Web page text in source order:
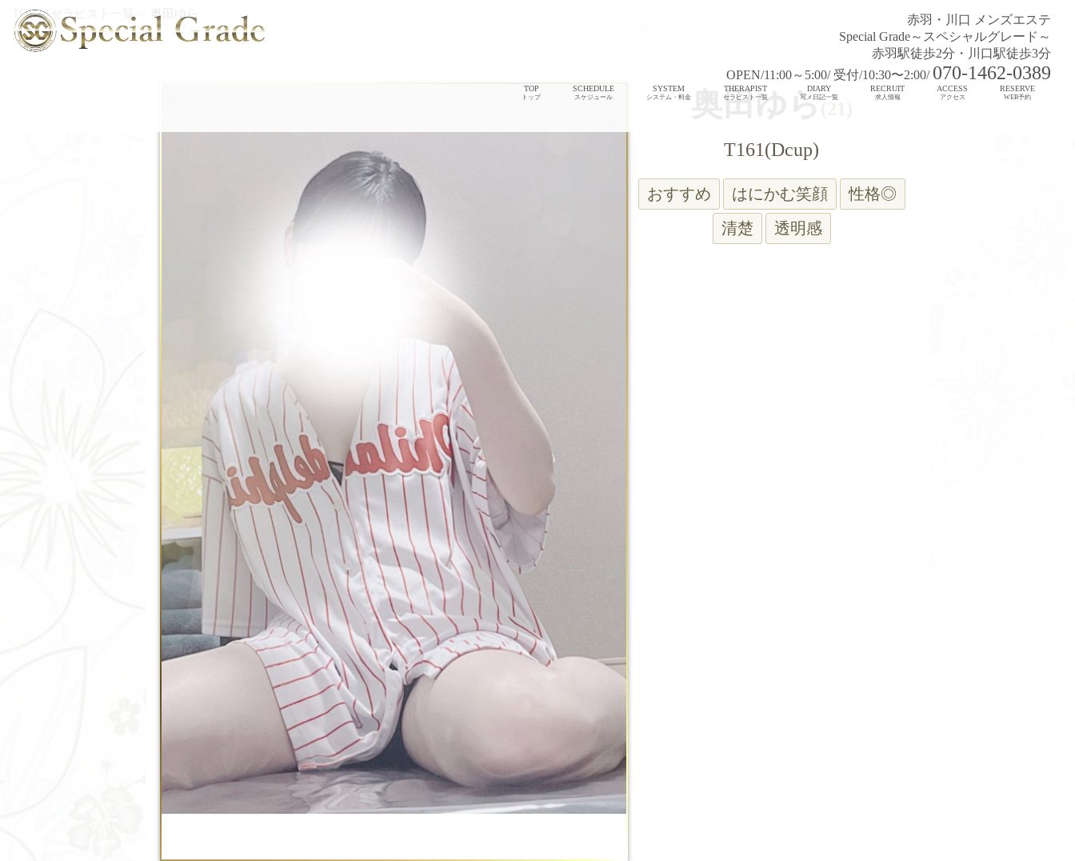
赤羽・川口 メンズエステ
Special Grade～スペシャルグレード～
赤羽駅徒歩2分・川口駅徒歩3分
OPEN/11:00～5:00/ 受付/10:30〜2:00/ 070-1462-0389
TOP
トップ
SCHEDULE
スケジュール
SYSTEM
システム・料金
THERAPIST
セラピスト一覧
DIARY
写メ日記一覧
RECRUIT
求人情報
ACCESS
アクセス
RESERVE
WEB予約
TOP セラピスト一覧 奥田ゆら
奥田ゆら
T161(Dcup)
おすすめ はにかむ笑顔
性格◎
清楚
透明感